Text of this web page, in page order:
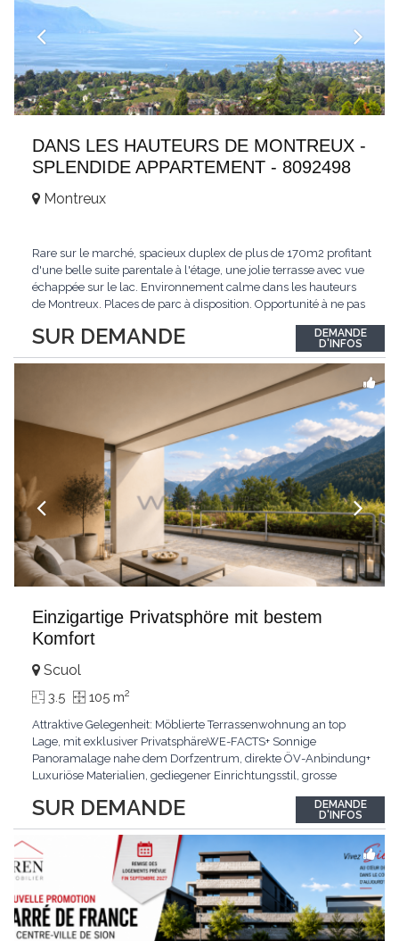
DANS LES HAUTEURS DE MONTREUX -
SPLENDIDE APPARTEMENT - 8092498
SUR DEMANDE
Montreux
Rare sur le marché, spacieux duplex de plus de 170m2 profitant
d'une belle suite parentale à l'étage, une jolie terrasse avec vue
échappée sur le lac. Environnement calme dans les hauteurs
de Montreux. Places de parc à disposition. Opportunité à ne pas
auf dem Markt, geräumiges Duplex von mehr als 170m2 mit
einer schönen...
DEMANDE
D'INFOS
Einzigartige Privatsphöre mit bestem
Komfort
SUR DEMANDE
Scuol
3.5 105 m2
Attraktive Gelegenheit: Möblierte Terrassenwohnung an top
Lage, mit exklusiver PrivatsphäreWE-FACTS+ Sonnige
Panoramalage nahe dem Dorfzentrum, direkte ÖV-Anbindung+
Luxuriöse Materialien, gediegener Einrichtungsstil, grosse
gemeinschaftliche WaschküchePasst für:Geniesser von
Weitblick und gehobenem WohnkomfortDie Wohnung wird
hochwertig
DEMANDE
D'INFOS